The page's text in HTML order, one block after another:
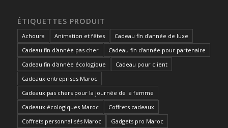
ÉTIQUETTES PRODUIT
Achoura Animation et fêtes
Cadeau fin d'année de luxe
Cadeau fin d'année pas cher
Cadeau fin d'année pour partenaire
Cadeau fin d'année écologique
Cadeau pour client
Cadeaux entreprises Maroc
Cadeaux pas chers pour la journée de la femme
Cadeaux écologiques Maroc
Coffrets cadeaux
Coffrets personnalisés Maroc
Gadgets pro Maroc